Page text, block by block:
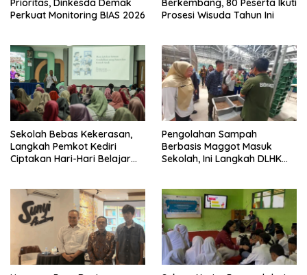
Prioritas, Dinkesda Demak
Perkuat Monitoring BIAS 2026
Berkembang, 80 Peserta Ikuti
Prosesi Wisuda Tahun Ini
Sekolah Bebas Kekerasan,
Langkah Pemkot Kediri
Ciptakan Hari-Hari Belajar
Pengolahan Sampah
Berbasis Maggot Masuk
Sekolah, Ini Langkah DLHK